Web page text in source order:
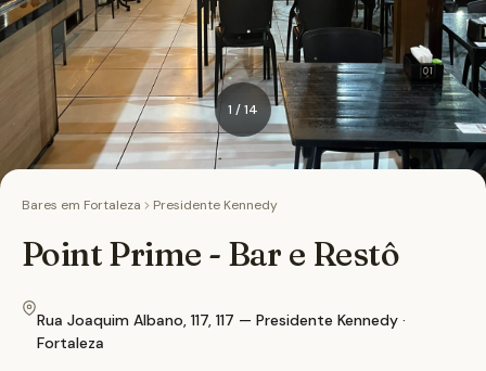
1 /14
Bares em Fortaleza Presidente Kennedy
Point Prime - Bar e Restô
Rua Joaquim Albano, 117, 117 — Presidente Kennedy ·
Fortaleza